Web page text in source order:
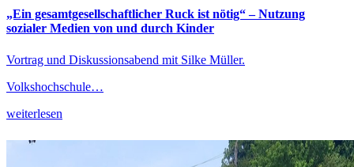
„Ein gesamtgesellschaftlicher Ruck ist nötig“ – Nutzung
sozialer Medien von und durch Kinder
Vortrag und Diskussionsabend mit Silke Müller.
Volkshochschule…
weiterlesen